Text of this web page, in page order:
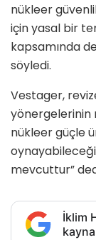
nükleer
için yasal bir
kapsamında
söyledi.
Vestager,
yönergelerinin
nükleer güçle
mevcuttur”
İklim